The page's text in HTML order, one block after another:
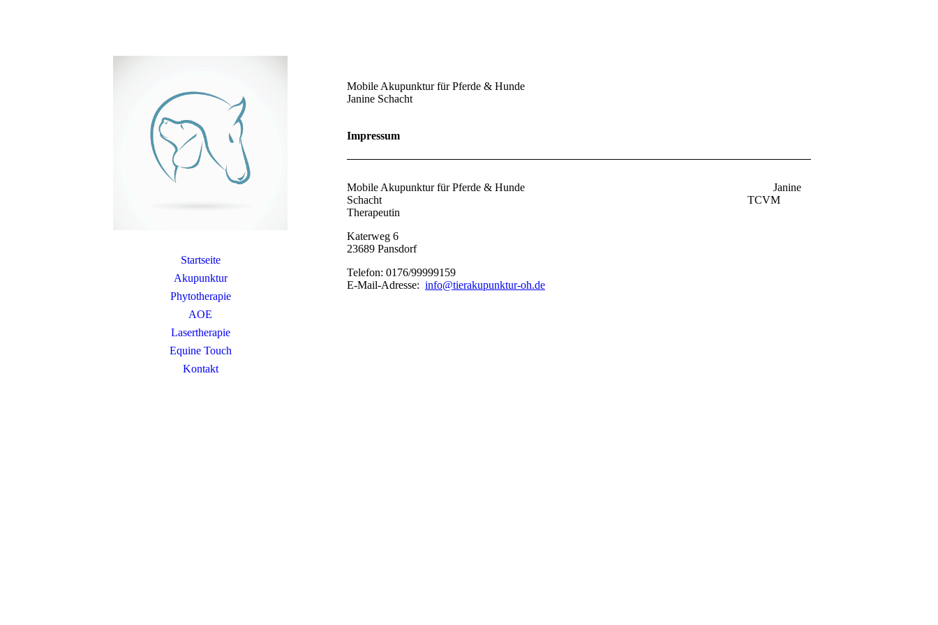
Startseite
Akupunktur
Phytotherapie
AOE
Lasertherapie
Equine Touch
Kontakt
Mobile Akupunktur für Pferde & Hunde
Janine Schacht
Impressum
Mobile Akupunktur für Pferde & Hunde Janine
Schacht TCVM
Therapeutin
Katerweg 6
23689 Pansdorf
Telefon: 0176/99999159
E-Mail-Adresse: info@tierakupunktur-oh.de